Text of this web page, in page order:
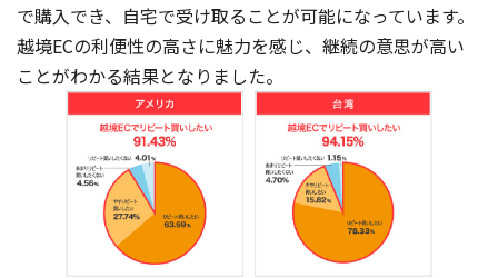
で購入でき、自宅で受け取ることが可能になっています。
越境ECの利便性の高さに魅力を感じ、継続の意思が高い
ことがわかる結果となりました。